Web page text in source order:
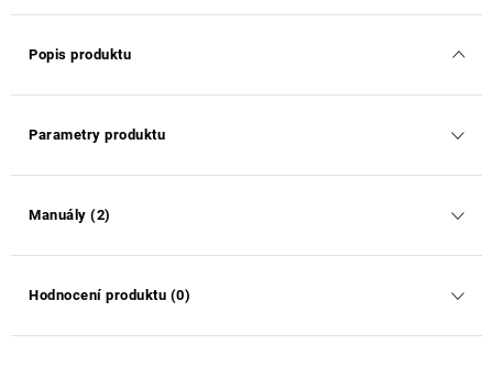
Popis produktu
Parametry produktu
Manuály (2)
Hodnocení produktu (0)